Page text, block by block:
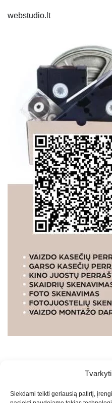
Siekdami teikti geriausią patirtį,
webstudio.lt
PASLAUGOS. SEO tekstų